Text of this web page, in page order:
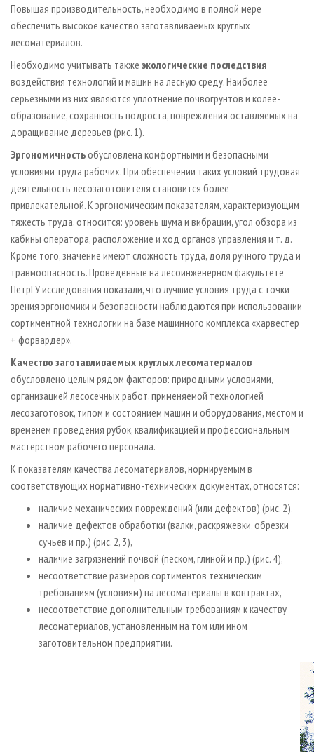
Повышая производительность, необходимо в полной мере
обеспечить высокое качество заготавливаемых круглых
лесоматериалов.
Необходимо учитывать также экологические последствия
воздействия технологий и машин на лесную среду. Наиболее
серьезными из них являются уплотнение почвогрунтов и колее­
образование, сохранность подроста, повреждения оставляемых на
доращивание деревьев (рис. 1).
Эргономичностьобусловлена комфортными и безопасными
условиями труда рабочих. При обеспечении таких условий трудовая
деятельность лесозаготовителя становится более
привлекательной. К эргономическим показателям, характеризующим
тяжесть труда, относится: уровень шума и вибрации, угол обзора из
кабины оператора, расположение и ход органов управления и т. д.
Кроме того, значение имеют сложность труда, доля ручного труда и
травмоопасность. Проведенные на лесоинженерном факультете
ПетрГУ исследования показали, что лучшие условия труда с точки
зрения эргономики и безопасности наблюдаются при использовании
сортиментной технологии на базе машинного комплекса «харвестер
+ форвардер».
Качество заготавливаемых круглых лесоматериалов
обусловлено целым рядом факторов: природными условиями,
организацией лесосечных работ, применяемой технологией
лесозаготовок, типом и состоянием машин и оборудования, местом и
временем проведения рубок, квалификацией и профессиональным
мастерством рабочего персонала.
К показателям качества лесоматериалов, нормируемым в
соответствующих нормативно-технических документах, относятся:
наличие механических повреждений (или дефектов) (рис. 2),
наличие дефектов обработки (валки, раскряжевки, обрезки
сучьев и пр.) (рис. 2, 3),
наличие загрязнений почвой (песком, глиной и пр.) (рис. 4),
несоответствие размеров сортиментов техническим
требованиям (условиям) на лесоматериалы в контрактах,
несоответствие дополнительным требованиям к качеству
лесоматериалов, установленным на том или ином
заготовительном предприятии.